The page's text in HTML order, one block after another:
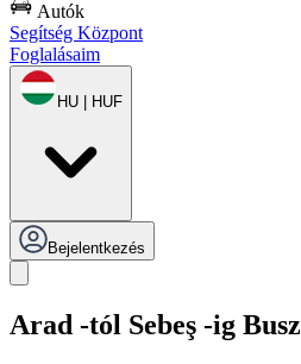
Autók
Segítség Központ
Foglalásaim
HU | HUF
Bejelentkezés
Arad -tól Sebeş -ig Busz